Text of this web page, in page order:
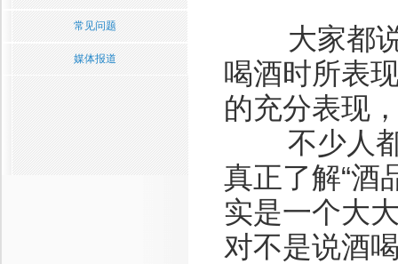
常见问题
媒体报道
大家都说“
喝酒时所表
的充分表现
不少人都
真正了解“酒
实是一个大
对不是说酒